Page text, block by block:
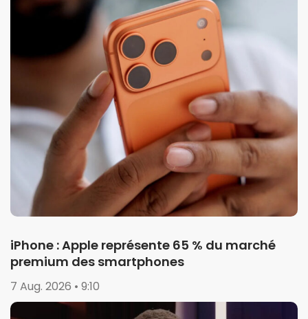
iPhone : Apple représente 65 % du marché
premium des smartphones
7 Aug. 2026 • 9:10